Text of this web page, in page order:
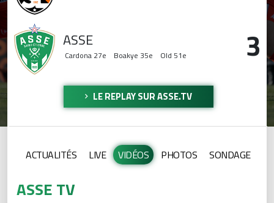
ASSE
Cardona 27e Boakye 35e Old 51e 3
LE REPLAY SUR ASSE.TV
ACTUALITÉS LIVE VIDÉOS PHOTOS SONDAGE
ASSE TV